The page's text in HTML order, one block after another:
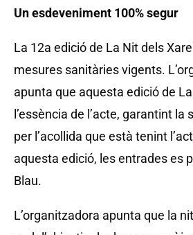
Un esdeveniment 100% segur
La 12a edició de La Nit dels
mesures sanitàries vigents.
apunta que aquesta edició de
l’essència de l’acte, garantint
per l’acollida que està tenint
aquesta edició, les entrades es
Blau.
L’organitzadora apunta que la